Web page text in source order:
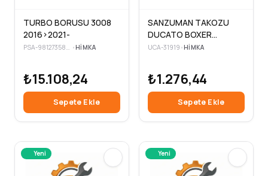
TURBO BORUSU 3008
2016>2021-
PSA-9812735880 •HIMKA
₺15.108,24
Sepete Ekle
SANZUMAN TAKOZU
DUCATO BOXER
JUMPER 06>
UCA-31919 •HIMKA
₺1.276,44
Sepete Ekle
Yeni Yeni